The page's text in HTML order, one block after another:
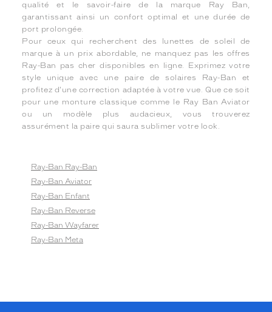
qualité et le savoir-faire de la marque Ray Ban,
garantissant ainsi un confort optimal et une durée de
port prolongée.
Pour ceux qui recherchent des lunettes de soleil de
marque à un prix abordable, ne manquez pas les offres
Ray-Ban pas cher disponibles en ligne. Exprimez votre
style unique avec une paire de solaires Ray-Ban et
profitez d'une correction adaptée à votre vue. Que ce soit
pour une monture classique comme le Ray Ban Aviator
ou un modèle plus audacieux, vous trouverez
assurément la paire qui saura sublimer votre look.
Ray-Ban Ray-Ban
Ray-Ban Aviator
Ray-Ban Enfant
Ray-Ban Reverse
Ray-Ban Wayfarer
Ray-Ban Meta